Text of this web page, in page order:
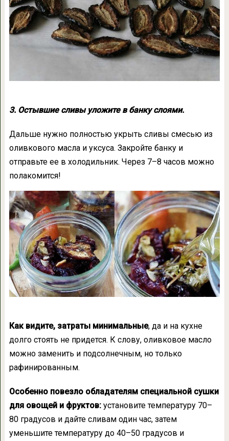
3. Остывшие сливы уложите в банку слоями.
Дальше нужно полностью укрыть сливы смесью из
оливкового масла и уксуса. Закройте банку и
отправьте ее в холодильник. Через 7–8 часов можно
полакомится!
Как видите, затраты минимальные, да и на кухне
долго стоять не придется. К слову, оливковое масло
можно заменить и подсолнечным, но только
рафинированным.
Особенно повезло обладателям специальной сушки
для овощей и фруктов:установите температуру 70–
80 градусов и дайте сливам один час, затем
уменьшите температуру до 40–50 градусов и